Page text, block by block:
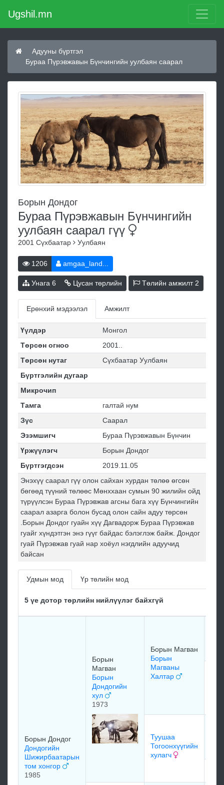
Ugshil.mn
Адууны бүртгэл
Бураа Пүрэвжавын Бүнчингийн уулбаян саарал
Борын Дондог
Бураа Пүрэвжавын Бүнчингийн
уулбаян саарал гүү
2001 Сүхбаатар Уулбаян
1206 amgaa_land...
Унага 6 Цусан төрлийн Төлийн амжилт2
Ерөнхий мэдээлэл Амжилт
Үүлдэр
Монгол
Төрсөн огноо
2001..
Төрсөн нутаг
Сүхбаатар Уулбаян
Бүртгэлийн дугаар
Микрочип
Тамга
галтай нум
Зүс
Саарал
Эзэмшигч
Бураа Пүрэвжавын Бүнчин
Үржүүлэгч
Борын Дондог
Бүртгэгдсэн
2019.11.05
Энэхүү саарал гүү олон сайхан хурдан төлөө өгсөн
бөгөөд түүний төлөөс Мөнххаан сумын 90 жилийн ойд
түрүүлсэн Бураа Пүрэвжав агсны бага хүү Бүнчингийн
саарал азарга болон бусад олон сайн адуу төрсөн
.Борын Дондог гуайн хүү Дагвадорж Бураа Пүрэвжав
гуайг хүндэтгэн энэ гүүг байдас бэлэглэж байж. Дондог
гуай Пүрэвжав гуай нар хоёул нэгдлийн адуучид
байсан
Удмын мод Үр төлийн мод
5 үе дотор төрлийн нийлүүлэг байхгүй
Борын Дондог
Дондогийн
Шижирбаатарын
том хонгор
1985
Борын
Магван
Борын
Дондогийн
хул
1973
Борын Магван
Борын
Магваны
Халтар
Туушаа
Тогоонхүүгийн
хулагч